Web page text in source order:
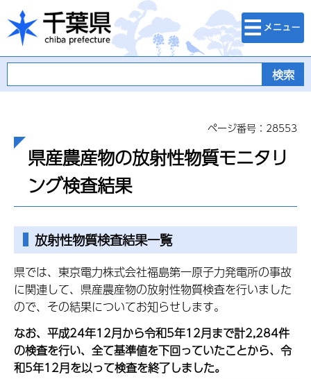
千葉県
検索・メニュ
ー
ページ番号：28553
県産農産物の放射性物質モニタリ
ング検査結果
放射性物質検査結果一覧
県では、東京電力株式会社福島第一原子力発電所の事故
に関連して、県産農産物の放射性物質検査を行いました
ので、その結果についてお知らせします。
なお、平成24年12月から令和5年12月まで計2,284件
の検査を行い、全て基準値を下回っていたことから、令
和5年12月を以って検査を終了しました。